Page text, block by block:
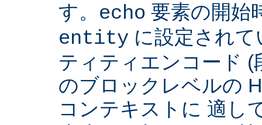
す。 echo 要素の開始
entity に設定され
ティティエンコード
のブロックレベルの
コンテキストに 適し